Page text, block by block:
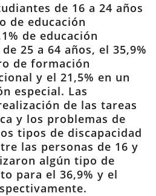
de 16 a 24 años
de educación
de educación
25 a 64 años, el 35,9%
de formación
y el 21,5% en un
especial. Las
de las tareas
y los problemas de
tipos de discapacidad
las personas de 16 y
algún tipo de
para el 36,9% y el